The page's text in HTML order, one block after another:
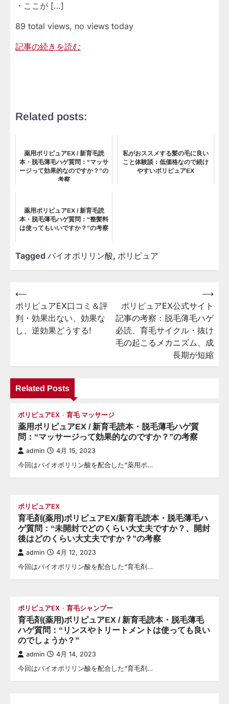
・ここが […]
89 total views, no views today
記事の続きを読む
Related posts:
薬用ポリピュアEX / 新育毛読
本・脱毛薄毛ハゲ質問：“マッサ
ージって効果的なのですか？”の
考察
私がおススメする髪の毛に良い
こと体験談：低価格なので続け
やすいポリピュアEX
薬用ポリピュアEX / 新育毛読
本・脱毛薄毛ハゲ質問：“整髪料
は使ってもいいですか？”の考察
Tagged バイオポリリン酸, ポリピュア
投
稿
ナ
シ
ン
⟵
ポリピュアEX口コミ＆評
判・効果出ない、効果な
し、逆効果どうする!
ポリピュアEX公式サイト
記事の考察：脱毛薄毛ハゲ
必読、育毛サイクル・抜け
毛の起こるメカニズム、成
長期が短縮
⟶
Related Posts
ポリピュアEX 育毛 マッサージ
薬用ポリピュアEX / 新育毛読本・脱毛薄毛ハゲ質
問：“マッサージって効果的なのですか？”の考察
admin 4月 15, 2023
今回はバイオポリリン酸を配合した“薬用ポ…
ポリピュアEX
育毛剤(薬用)ポリピュアEX/新育毛読本・脱毛薄毛ハ
ゲ質問：“未開封でどのくらい大丈夫ですか？、開封
後はどのくらい大丈夫ですか？”の考察
admin 4月 12, 2023
今回はバイオポリリン酸を配合した“育毛剤…
ポリピュアEX 育毛シャンプー
育毛剤(薬用)ポリピュアEX / 新育毛読本・脱毛薄毛
ハゲ質問：“リンスやトリートメントは使っても良い
のでしょうか？”
admin 4月 14, 2023
今回はバイオポリリン酸を配合した“育毛剤…